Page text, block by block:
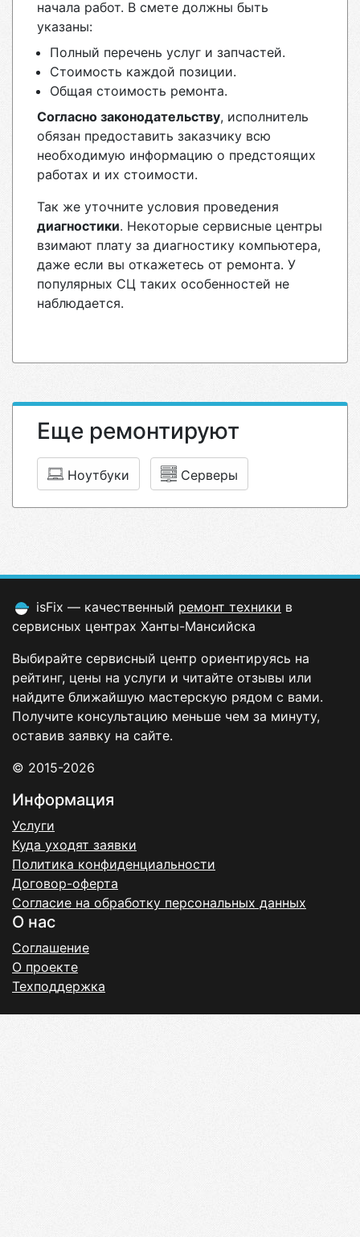
начала работ. В смете должны быть
указаны:
Полный перечень услуг и запчастей.
Стоимость каждой позиции.
Общая стоимость ремонта.
Согласно законодательству, исполнитель
обязан предоставить заказчику всю
необходимую информацию о предстоящих
работах и их стоимости.
Так же уточните условия проведения
диагностики. Некоторые сервисные центры
взимают плату за диагностику компьютера,
даже если вы откажетесь от ремонта. У
популярных СЦ таких особенностей не
наблюдается.
Еще ремонтируют
Ноутбуки Серверы
isFix — качественный ремонт техники в
сервисных центрах Ханты-Мансийска
Выбирайте сервисный центр ориентируясь на
рейтинг, цены на услуги и читайте отзывы или
найдите ближайшую мастерскую рядом с вами.
Получите консультацию меньше чем за минуту,
оставив заявку на сайте.
© 2015-2026
Информация
Услуги
Куда уходят заявки
Политика конфиденциальности
Договор-оферта
Согласие на обработку персональных данных
О нас
Соглашение
О проекте
Техподдержка